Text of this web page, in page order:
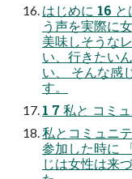
はじめに 16 と
う声を実際に
美味しそうな
い、⾏きたい
い、 そんな感
す。
1 7 私と コミ
私とコミュニ
参加した時に
じは⼥性は来